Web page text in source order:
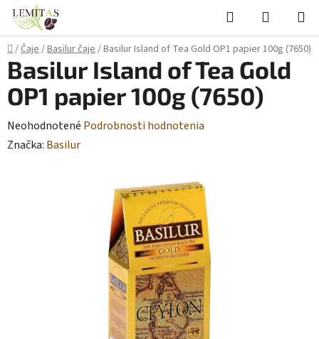
Prejsť
obsah
Hľadať
KOŠÍK
Domov
/Čaje/Basilur čaje/Basilur Island of Tea Gold OP1 papier 100g (7650)
Basilur Island of Tea Gold
OP1 papier 100g (7650)
Priemerné
hodnotenie
Neohodnotené Podrobnosti hodnotenia
Značka: Basilur